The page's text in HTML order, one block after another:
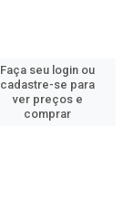
Faça seu login ou
cadastre-se para
ver preços e
comprar